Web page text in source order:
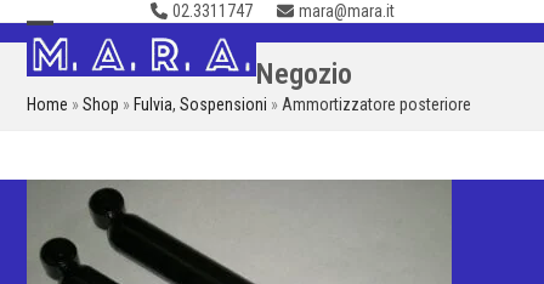
Skip
to
content
02.3311747 mara@mara.it
Open
mobile
Close
mobile
Negozio
Home »Shop » Fulvia,Sospensioni » Ammortizzatore posteriore